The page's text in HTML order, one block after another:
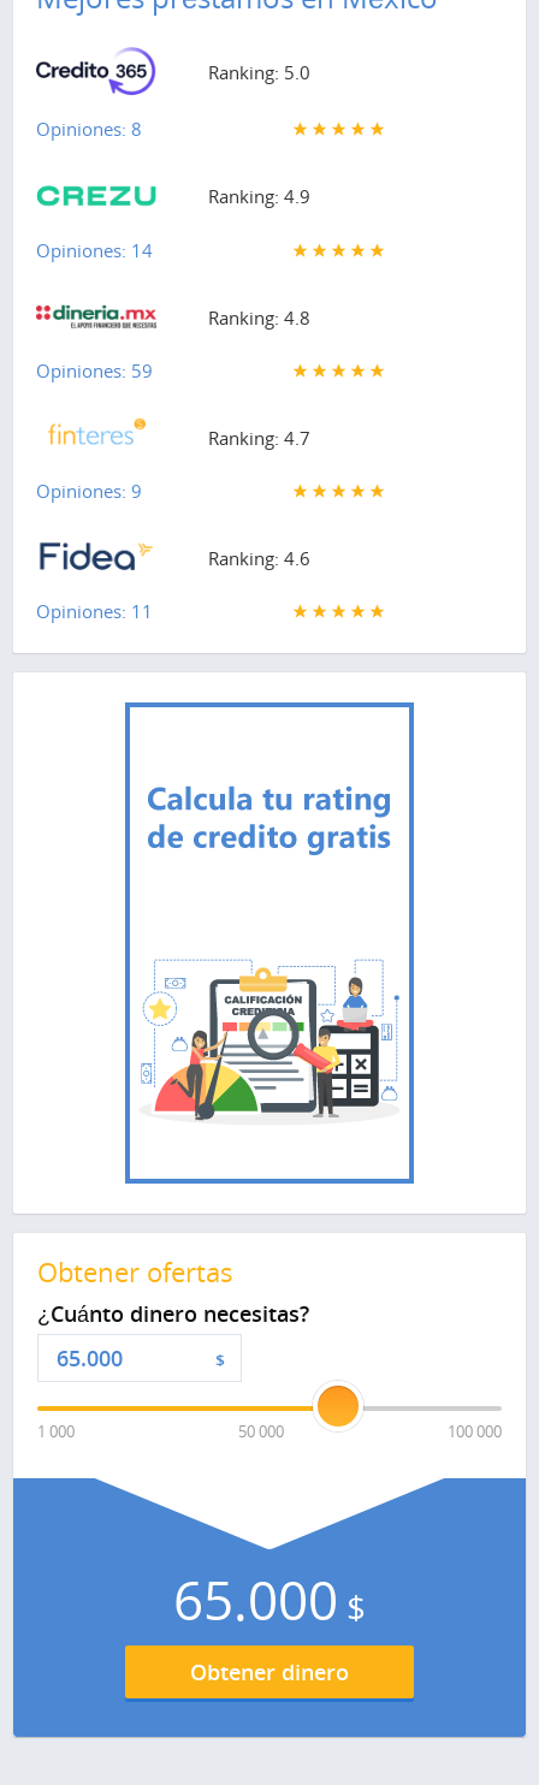
Ranking: 5.0
Opiniones: 8
Ranking: 4.9
Opiniones: 14
Ranking: 4.8
Opiniones: 59
Ranking: 4.7
Opiniones: 9
Ranking: 4.6
Opiniones: 11
Obtener ofertas
¿Cuánto dinero necesitas?
$
1 000 50 000 100 000
65.000 $
Obtener dinero